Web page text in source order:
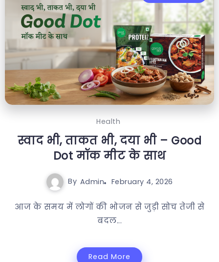
Health
स्वाद भी, ताकत भी, दया भी – Good
Dot मॉक मीट के साथ
By Admin February 4, 2026
आज के समय में लोगों की भोजन से जुड़ी सोच तेजी से
बदल...
Read More